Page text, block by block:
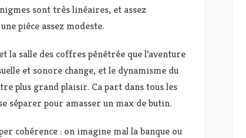
sont très linéaires, et assez
pièce assez modeste.
la salle des coffres pénétrée que l’aventure
et sonore change, et le dynamisme du
plus grand plaisir. Ca part dans tous les
séparer pour amasser un max de butin.
cohérence : on imagine mal la banque ou